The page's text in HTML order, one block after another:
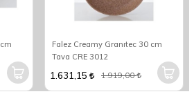
Falez Creamy Granıtec 30 cm
Tava CRE 3012
1.631,15 1.919,00